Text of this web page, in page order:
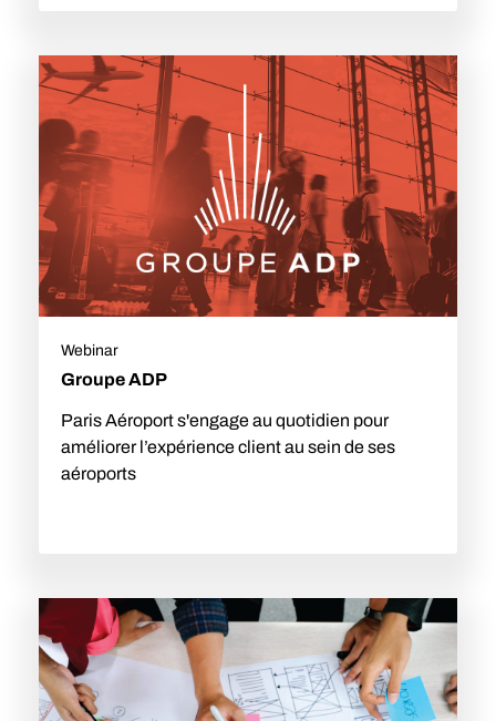
Webinar
Groupe ADP
Paris Aéroport s'engage au quotidien pour
améliorer l’expérience client au sein de ses
aéroports